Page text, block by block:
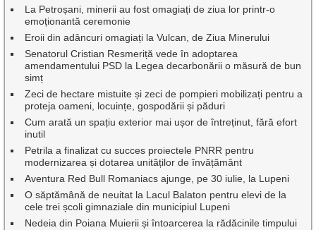
La Petroșani, minerii au fost omagiați de ziua lor printr-o
emoționantă ceremonie
Eroii din adâncuri omagiați la Vulcan, de Ziua Minerului
Senatorul Cristian Resmeriță vede în adoptarea
amendamentului PSD la Legea decarbonării o măsură de bun
simț
Zeci de hectare mistuite și zeci de pompieri mobilizați pentru a
proteja oameni, locuințe, gospodării și păduri
Cum arată un spațiu exterior mai ușor de întreținut, fără efort
inutil
Petrila a finalizat cu succes proiectele PNRR pentru
modernizarea și dotarea unităților de învățământ
Aventura Red Bull Romaniacs ajunge, pe 30 iulie, la Lupeni
O săptămână de neuitat la Lacul Balaton pentru elevi de la
cele trei școli gimnaziale din municipiul Lupeni
Nedeia din Poiana Muierii și întoarcerea la rădăcinile timpului